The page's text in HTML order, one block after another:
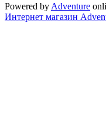
Powered by Adventure
Интернет магазин